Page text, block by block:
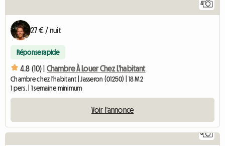
4
27 € / nuit
Réponse rapide
4.8 (10) | Chambre À Louer Chez L'habitant
Chambre chez l'habitant | Jasseron (01250) | 18 M2
1 pers. | 1 semaine minimum
Voir l'annonce
6